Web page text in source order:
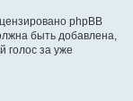
phpBB
быть добавлена,
голос за уже